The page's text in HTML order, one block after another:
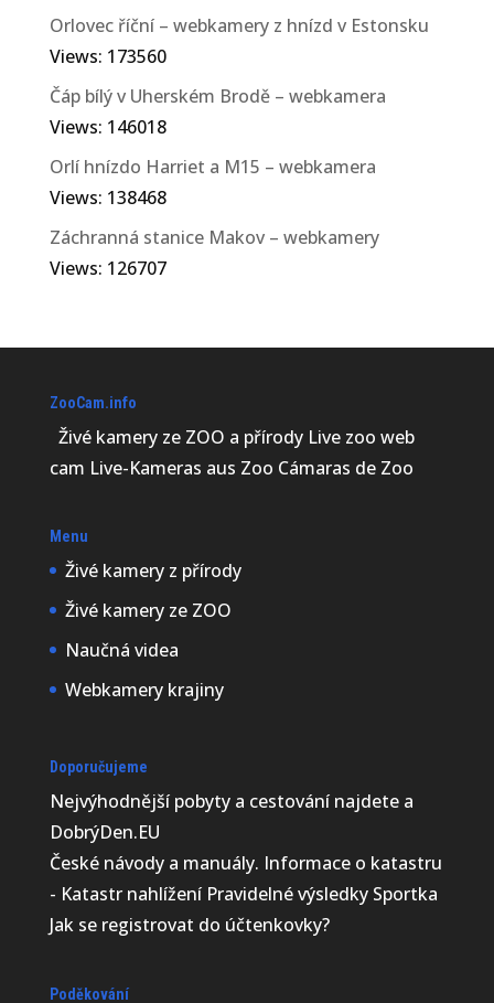
Orlovec říční – webkamery z hnízd v Estonsku
Views: 173560
Čáp bílý v Uherském Brodě – webkamera
Views: 146018
Orlí hnízdo Harriet a M15 – webkamera
Views: 138468
Záchranná stanice Makov – webkamery
Views: 126707
ZooCam.info
Živé kamery ze ZOO a přírody Live zoo web
cam Live-Kameras aus Zoo Cámaras de Zoo
Menu
Živé kamery z přírody
Živé kamery ze ZOO
Naučná videa
Webkamery krajiny
Doporučujeme
Nejvýhodnější pobyty a cestování najdete a
DobrýDen.EU
České návodya manuály. Informace o katastru
- Katastr nahlíženíPravidelné výsledky Sportka
Jak se registrovat do účtenkovky?
Poděkování